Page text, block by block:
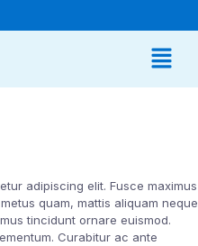
adipiscing elit. Fusce maximus
quam, mattis aliquam neque
tincidunt ornare euismod.
Curabitur ac ante